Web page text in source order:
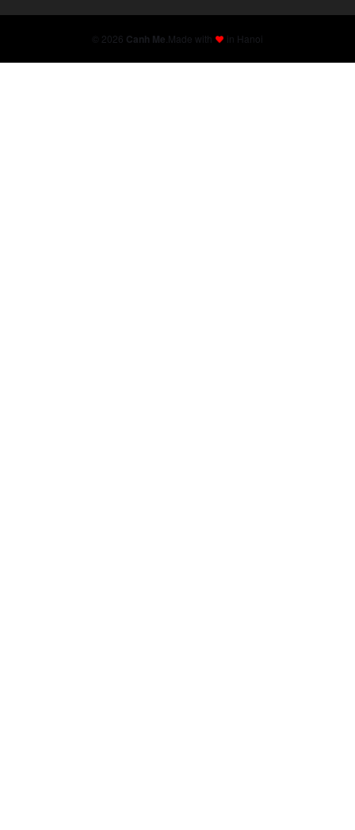
© 2026 Canh Me Made with in Hanoi